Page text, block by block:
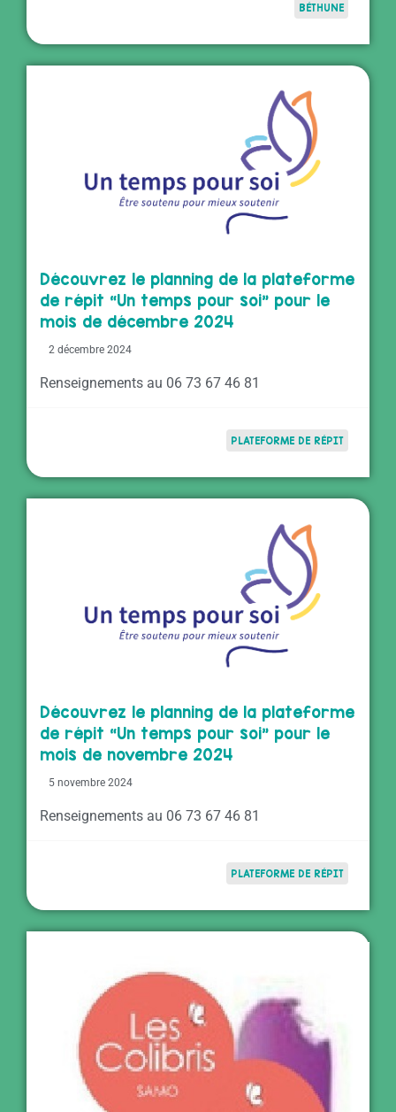
BÉTHUNE
Découvrez le planning de la plateforme
de répit “Un temps pour soi” pour le
mois de décembre 2024
2 décembre 2024
Renseignements au 06 73 67 46 81
PLATEFORME DE RÉPIT
Découvrez le planning de la plateforme
de répit “Un temps pour soi” pour le
mois de novembre 2024
5 novembre 2024
Renseignements au 06 73 67 46 81
PLATEFORME DE RÉPIT